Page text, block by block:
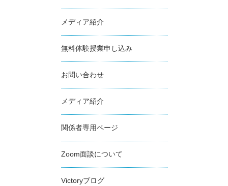
メディア紹介
無料体験授業申し込み
お問い合わせ
メディア紹介
関係者専用ページ
Zoom面談について
Victoryブログ